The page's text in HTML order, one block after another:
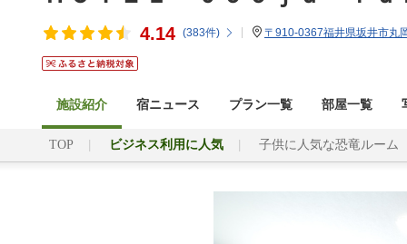
4.14 (383件) 〒910-0367福井県坂井市丸
施設紹介 宿ニュース プラン一覧 部屋一覧
TOP ビジネス利用に人気 子供に人気な恐竜ルーム